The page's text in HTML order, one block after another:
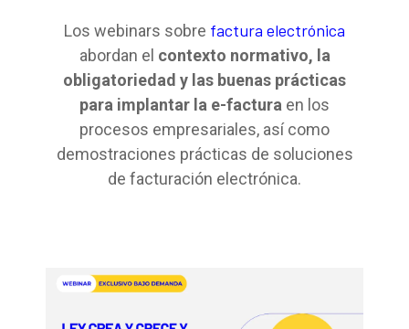
Los webinars sobre factura electrónica
abordan el contexto normativo, la
obligatoriedad y las buenas prácticas
para implantar la e-factura en los
procesos empresariales, así como
demostraciones prácticas de soluciones
de facturación electrónica.